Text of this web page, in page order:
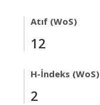
Atıf (WoS)
12
H-İndeks (WoS)
2